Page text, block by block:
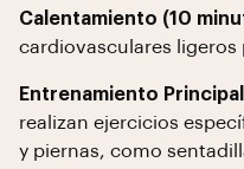
Calentamiento (10
cardiovasculares ligeros
Entrenamiento
realizan ejercicios
y piernas, como